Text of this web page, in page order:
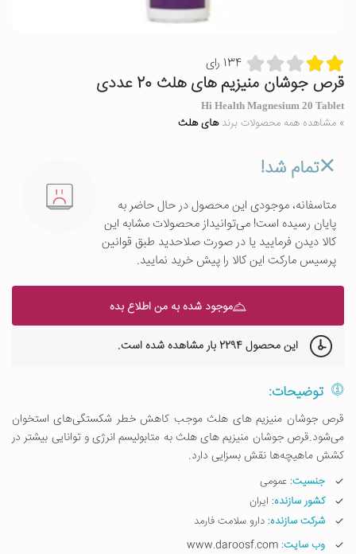
134 رای
قرص جوشان منیزیم های هلث 20 عددی
Hi Health Magnesium 20 Tablet
» مشاهده همه محصولات برندهای هلث
تمام شد!
متاسفانه، موجودی این محصول در حال حاضر به
پایان رسیده است! می‌توانیداز محصولات مشابه این
کالا دیدن فرمایید یا در صورت صلاحدید طبق قوانین
پرسیس مارکت این کالا را پیش خرید نمایید.
موجود شده به من اطلاع بده
این محصول2294 بار مشاهده شده است.
توضیحات:
قرص جوشان منیزیم های هلث موجب کاهش خطر شکستگی‌های استخوان
می‌شود.قرص جوشان منیزیم های هلث به متابولیسم انرژی و توانایی بیشتر در
کشش ماهیچه‌ها نقش بسزایی دارد.
جنسیت: عمومی
کشور سازنده: ایران
شرکت سازنده: دارو سلامت فارمد
وب سایت: www.daroosf.com